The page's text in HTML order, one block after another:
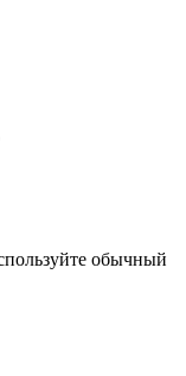
обычный